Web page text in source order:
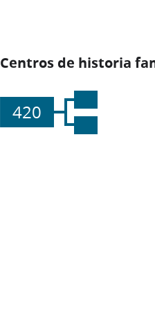
Centros de historia
420